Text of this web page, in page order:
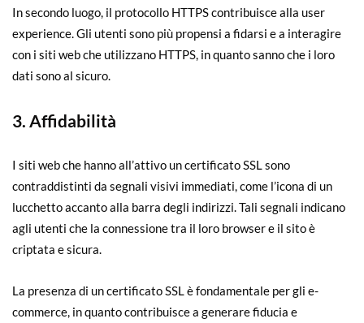
In secondo luogo, il protocollo HTTPS contribuisce alla user
experience. Gli utenti sono più propensi a fidarsi e a interagire
con i siti web che utilizzano HTTPS, in quanto sanno che i loro
dati sono al sicuro.
3. Affidabilità
I siti web che hanno all’attivo un certificato SSL sono
contraddistinti da segnali visivi immediati, come l’icona di un
lucchetto accanto alla barra degli indirizzi. Tali segnali indicano
agli utenti che la connessione tra il loro browser e il sito è
criptata e sicura.
La presenza di un certificato SSL è fondamentale per gli e-
commerce, in quanto contribuisce a generare fiducia e